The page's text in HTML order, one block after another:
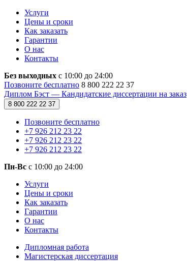
Услуги
Цены и сроки
Как заказать
Гарантии
О нас
Контакты
Без выходных с 10:00 до 24:00
Позвоните бесплатно 8 800 222 22 37
Диплом Бэст — Кандидатские диссертации на заказ
8 800 222 22 37
Позвоните бесплатно
+7 926 212 23 22
+7 926 212 23 22
+7 926 212 23 22
Пн-Вс с 10:00 до 24:00
Услуги
Цены и сроки
Как заказать
Гарантии
О нас
Контакты
Дипломная работа
Магистерская диссертация